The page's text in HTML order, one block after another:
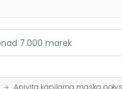
Apivita kapilarna maska